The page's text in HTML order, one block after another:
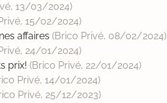
13/03/2024)
15/02/2024)
affaires (Brico Privé, 08/02/2024)
24/01/2024)
prix! (Brico Privé, 22/01/2024)
Privé, 14/01/2024)
Privé, 25/12/2023)